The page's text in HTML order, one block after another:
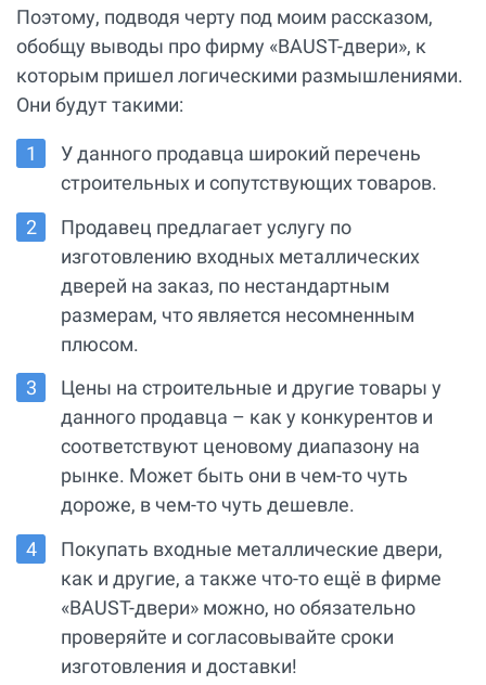
Поэтому, подводя черту под моим рассказом,
обобщу выводы про фирму «BAUST-двери», к
которым пришел логическими размышлениями.
Они будут такими:
У данного продавца широкий перечень
строительных и сопутствующих товаров.
Продавец предлагает услугу по
изготовлению входных металлических
дверей на заказ, по нестандартным
размерам, что является несомненным
плюсом.
Цены на строительные и другие товары у
данного продавца – как у конкурентов и
соответствуют ценовому диапазону на
рынке. Может быть они в чем-то чуть
дороже, в чем-то чуть дешевле.
Покупать входные металлические двери,
как и другие, а также что-то ещё в фирме
«BAUST-двери» можно, но обязательно
проверяйте и согласовывайте сроки
изготовления и доставки!